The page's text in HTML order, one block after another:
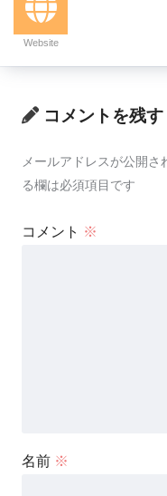
Website
コメントを残す
メールアドレスが公開さ
る欄は必須項目です
コメント ※
名前 ※